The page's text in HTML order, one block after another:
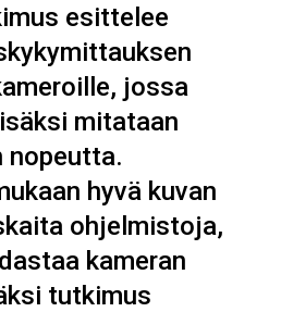
esittelee
jossa
mitataan
nopeutta.
hyvä kuvan
ohjelmistoja,
kameran
tutkimus